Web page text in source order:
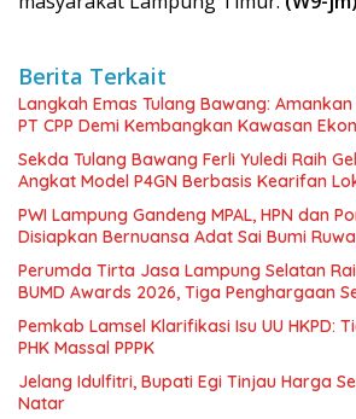
Berita Terkait
Langkah Emas Tulang Bawang:
PT CPP Demi Kembangkan Kawasan
Sekda Tulang Bawang Ferli Yuledi Raih
Angkat Model P4GN Berbasis Kearifan
PWI Lampung Gandeng MPAL, HPN dan
Disiapkan Bernuansa Adat Sai Bumi
Perumda Tirta Jasa Lampung Selatan
BUMD Awards 2026, Tiga Penghargaan
Pemkab Lamsel Klarifikasi Isu UU HKPD:
PHK Massal PPPK
Jelang Idulfitri, Bupati Egi Tinjau Harga
Natar